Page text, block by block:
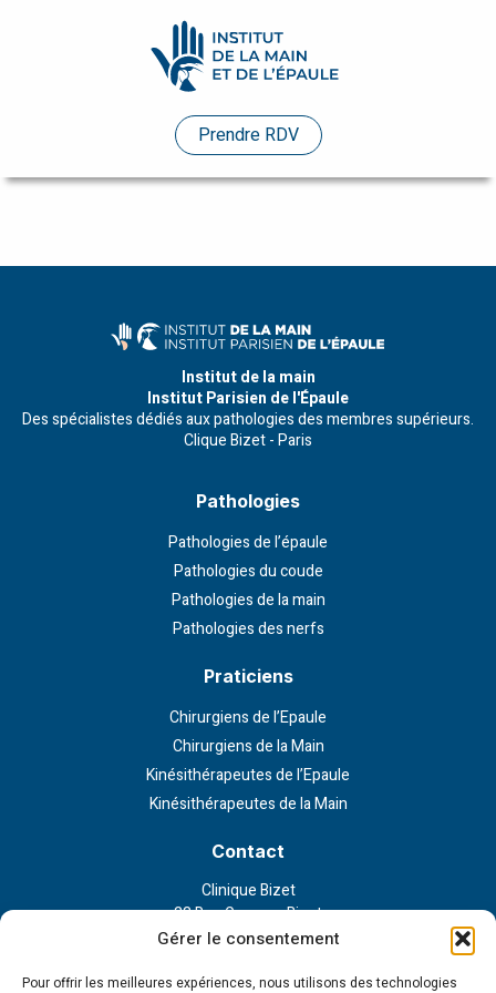
Gérer le consentement
Pour offrir les meilleures expériences, nous utilisons des technologies
Prendre RDV
Institut de la main
Institut Parisien de l'Épaule
Des spécialistes dédiés aux pathologies des membres supérieurs.
Clique Bizet - Paris
Pathologies
Pathologies de l’épaule
Pathologies du coude
Pathologies de la main
Pathologies des nerfs
Praticiens
Chirurgiens de l’Epaule
Chirurgiens de la Main
Kinésithérapeutes de l’Epaule
Kinésithérapeutes de la Main
Contact
Clinique Bizet
23 Rue Georges Bizet
75116 Paris
Praticiens
Etudes